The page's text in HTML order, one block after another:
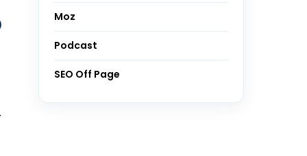
Moz
Podcast
SEO Off Page